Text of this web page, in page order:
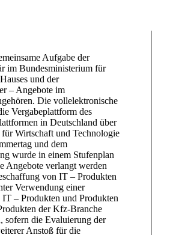
Aufgabe der
im Bundesministerium für
und der
– Angebote im
Die vollelektronische
Vergabeplattform des
in Deutschland über
Wirtschaft und Technologie
und dem
wurde in einem Stufenplan
Angebote verlangt werden
von IT – Produkten
Verwendung einer
– Produkten und Produkten
der Kfz-Branche
sofern die Evaluierung der
Anstoß für die